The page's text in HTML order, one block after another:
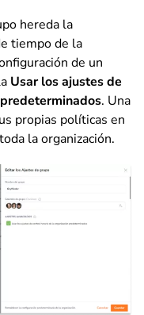
hereda la
tiempo de la
de un
Usar los ajustes de
. Una
propias políticas en
la organización.